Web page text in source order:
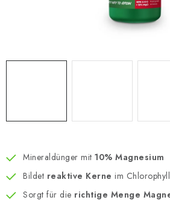
Mineraldünger mit 10% Magnesium
Bildet reaktive Kerne im Chlorophyll
Sorgt für die richtige Menge